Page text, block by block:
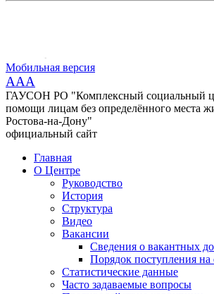
Мобильная версия
AAA
ГАУСОН РО "Комплексный социальный
помощи лицам без определённого места
Ростова-на-Дону"
официальный сайт
Главная
О Центре
Руководство
История
Структура
Видео
Вакансии
Сведения о вакантных
Порядок поступления на
Статистические данные
Часто задаваемые вопросы